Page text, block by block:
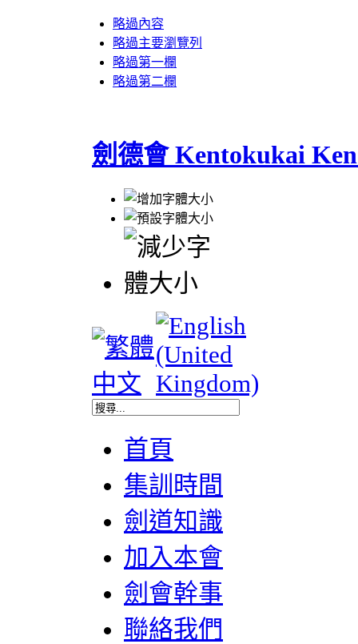
略過內容
略過主要瀏覽列
略過第一欄
略過第二欄
劍德會 Kentokukai
首頁
集訓時間
劍道知識
加入本會
劍會幹事
聯絡我們